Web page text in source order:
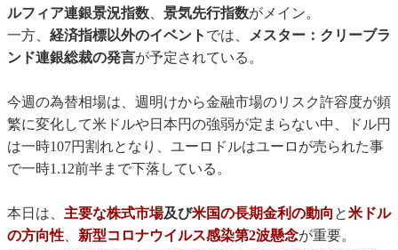
ルフィア連銀景況指数、 景気先行指数がメイン。
一方、 経済指標以外のイベント では、 メスター：クリーブラ
ンド連銀総裁の発言が予定されている。
今週の為替相場は、週明けから金融市場のリスク許容度が頻
繁に変化して米ドルや日本円の強弱が定まらない中、ドル円
は一時107円割れとなり、ユーロドルはユーロが売られた事
で一時1.12前半まで下落している。
本日は、 主要な株式市場及び米国の長期金利の動向 と米ドル
の方向性、 新型コロナウイルス感染第2波懸念が重要。